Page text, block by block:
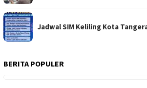
Jadwal SIM Keliling Kota
BERITA POPULER